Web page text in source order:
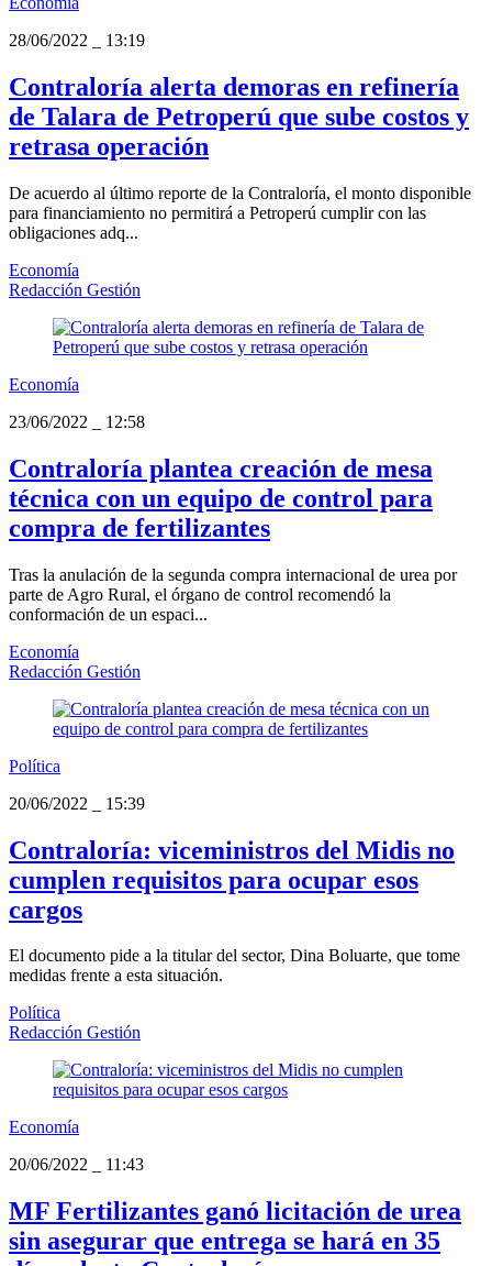
28/06/2022
13:19
Contraloría alerta demoras en refinería
de Talara de Petroperú que sube costos y
retrasa operación
De acuerdo al último reporte de la Contraloría, el monto disponible
para financiamiento no permitirá a Petroperú cumplir con las
obligaciones adq...
Economía
Redacción Gestión
Economía
23/06/2022
12:58
Contraloría plantea creación de mesa
técnica con un equipo de control para
compra de fertilizantes
Tras la anulación de la segunda compra internacional de urea por
parte de Agro Rural, el órgano de control recomendó la
conformación de un espaci...
Economía
Redacción Gestión
Política
20/06/2022
15:39
Contraloría: viceministros del Midis no
cumplen requisitos para ocupar esos
cargos
El documento pide a la titular del sector, Dina Boluarte, que tome
medidas frente a esta situación.
Política
Redacción Gestión
Economía
20/06/2022
11:43
MF Fertilizantes ganó licitación de urea
sin asegurar que entrega se hará en 35